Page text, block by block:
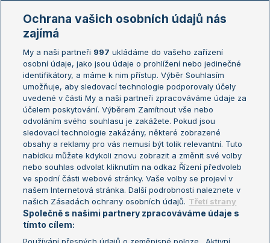
Žebříčky
Žebříček ATP (muži)
Žebříček WTA (ženy)
Sázkařský žebříček
Australian Open
French Open
Wimbledon
US Open
Turnaj mistrů
Turnaj mistryň
Aktualní trendy
Fotbalové přestupy
Livesport Daily
LS Prague Open
Ochrana vašich osobních údajů nás
zajímá
My a naši partneři 997 ukládáme do vašeho zařízení
osobní údaje, jako jsou údaje o prohlížení nebo jedinečné
identifikátory, a máme k nim přístup. Výběr Souhlasím
umožňuje, aby sledovací technologie podporovaly účely
uvedené v části My a naši partneři zpracováváme údaje za
účelem poskytování. Výběrem Zamítnout vše nebo
odvoláním svého souhlasu je zakážete. Pokud jsou
sledovací technologie zakázány, některé zobrazené
obsahy a reklamy pro vás nemusí být tolik relevantní. Tuto
nabídku můžete kdykoli znovu zobrazit a změnit své volby
nebo souhlas odvolat kliknutím na odkaz Řízení předvoleb
ve spodní části webové stránky. Vaše volby se projeví v
našem Internetová stránka. Další podrobnosti naleznete v
našich Zásadách ochrany osobních údajů. Třetí strany
Společně s našimi partnery zpracováváme údaje s
tímto cílem: